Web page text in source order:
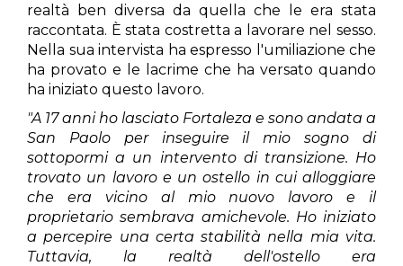
realtà ben diversa da quella che le era stata
raccontata. È stata costretta a lavorare nel sesso.
Nella sua intervista ha espresso l'umiliazione che
ha provato e le lacrime che ha versato quando
ha iniziato questo lavoro.
"A 17 anni ho lasciato Fortaleza e sono andata a
San Paolo per inseguire il mio sogno di
sottopormi a un intervento di transizione. Ho
trovato un lavoro e un ostello in cui alloggiare
che era vicino al mio nuovo lavoro e il
proprietario sembrava amichevole. Ho iniziato
a percepire una certa stabilità nella mia vita.
Tuttavia, la realtà dell'ostello era